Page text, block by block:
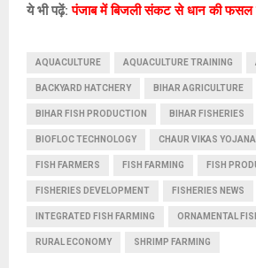
ये भी पढ़ें:पंजाब में बिजली संकट से धान की फसल
AQUACULTURE AQUACULTURE TRAINING
BACKYARD HATCHERY BIHAR AGRICULTURE
BIHAR FISH PRODUCTION BIHAR FISHERIES
BIOFLOC TECHNOLOGY CHAUR VIKAS YOJANA
FISH FARMERS FISH FARMING FISH
FISHERIES DEVELOPMENT FISHERIES NEWS
INTEGRATED FISH FARMING ORNAMENTAL
RURAL ECONOMY SHRIMP FARMING